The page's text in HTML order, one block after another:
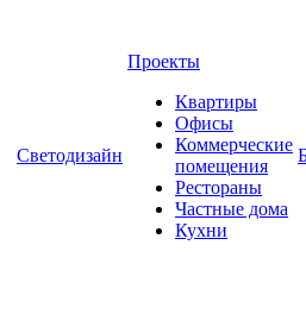
Светодизайн
Проекты
Квартиры
Офисы
Коммерческие
помещения
Рестораны
Частные дома
Кухни